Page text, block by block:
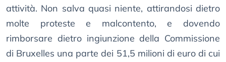
attività. Non salva quasi niente, attirandosi dietro
molte proteste e malcontento, e dovendo
rimborsare dietro ingiunzione della Commissione
di Bruxelles una parte dei 51,5 milioni di euro di cui